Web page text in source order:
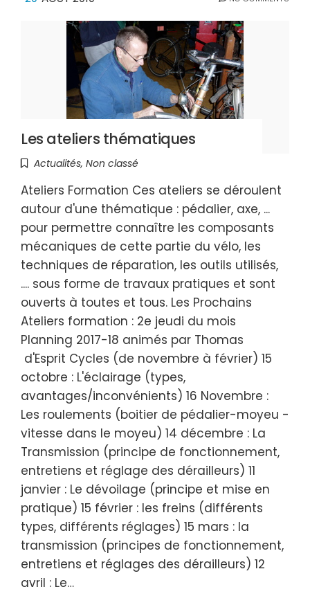
Les ateliers thématiques
Actualités, Non classé
Ateliers Formation Ces ateliers se déroulent
autour d'une thématique : pédalier, axe, ...
pour permettre connaître les composants
mécaniques de cette partie du vélo, les
techniques de réparation, les outils utilisés,
.... sous forme de travaux pratiques et sont
ouverts à toutes et tous. Les Prochains
Ateliers formation : 2e jeudi du mois
Planning 2017-18 animés par Thomas
d'Esprit Cycles (de novembre à février) 15
octobre : L'éclairage (types,
avantages/inconvénients) 16 Novembre :
Les roulements (boitier de pédalier-moyeu -
vitesse dans le moyeu) 14 décembre : La
Transmission (principe de fonctionnement,
entretiens et réglage des dérailleurs) 11
janvier : Le dévoilage (principe et mise en
pratique) 15 février : les freins (différents
types, différents réglages) 15 mars : la
transmission (principes de fonctionnement,
entretiens et réglages des dérailleurs) 12
avril : Le…